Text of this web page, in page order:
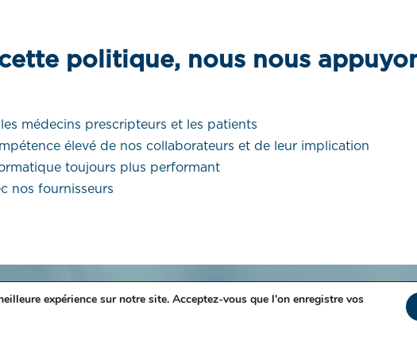
politique, nous nous
médecins prescripteurs et les patients
élevé de nos collaborateurs et de leur implication
toujours plus performant
nos fournisseurs
Newsletter Santé
expérience sur notre site. Acceptez-vous que l'on enregistre vos